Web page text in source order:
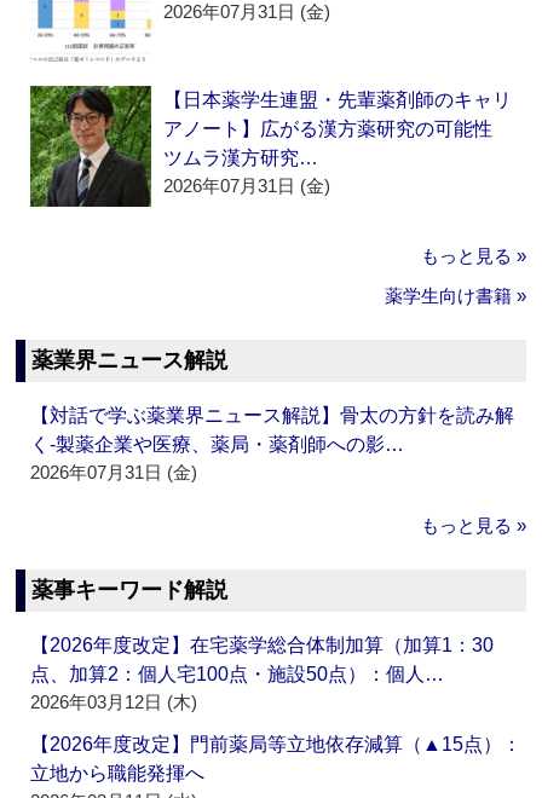
2026年07月31日 (金)
【日本薬学生連盟・先輩薬剤師のキャリ
アノート】広がる漢方薬研究の可能性
ツムラ漢方研究…
2026年07月31日 (金)
もっと見る »
薬学生向け書籍 »
薬業界ニュース解説
【対話で学ぶ薬業界ニュース解説】骨太の方針を読み解
く‐製薬企業や医療、薬局・薬剤師への影…
2026年07月31日 (金)
もっと見る »
薬事キーワード解説
【2026年度改定】在宅薬学総合体制加算（加算1：30
点、加算2：個人宅100点・施設50点）：個人…
2026年03月12日 (木)
【2026年度改定】門前薬局等立地依存減算（▲15点）：
立地から職能発揮へ